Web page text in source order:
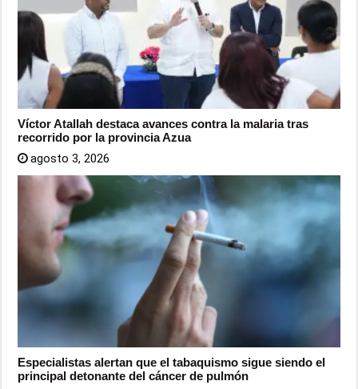
Víctor Atallah destaca avances contra la malaria tras
recorrido por la provincia Azua
agosto 3, 2026
Especialistas alertan que el tabaquismo sigue siendo el
principal detonante del cáncer de pulmón